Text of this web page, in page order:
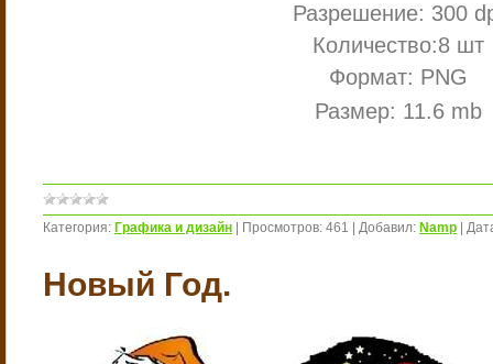
Разрешение: 300
Количество:8 шт
Формат: PNG
Размер: 11.6 mb
Категория: Графика и дизайн Просмотров: 461 Добавил: Namp
Новый Год.